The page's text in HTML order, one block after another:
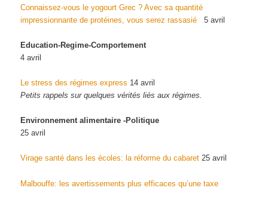
Connaissez-vous le yogourt Grec ? Avec sa quantité
impressionnante de protéines, vous serez rassasié
5 avril
Education-Regime-Comportement
4 avril
Le stress des régimes express 14 avril
Petits rappels sur quelques vérités liés aux régimes.
Environnement alimentaire -Politique
25 avril
Virage santé dans les écoles: la réforme du cabaret 25 avril
Malbouffe: les avertissements plus efficaces qu’une taxe